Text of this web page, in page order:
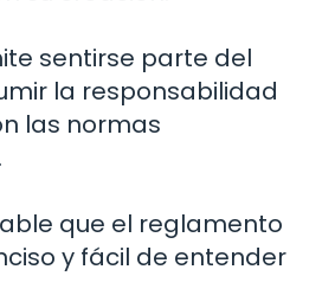
sentirse parte del
la responsabilidad
las normas
que el reglamento
y fácil de entender